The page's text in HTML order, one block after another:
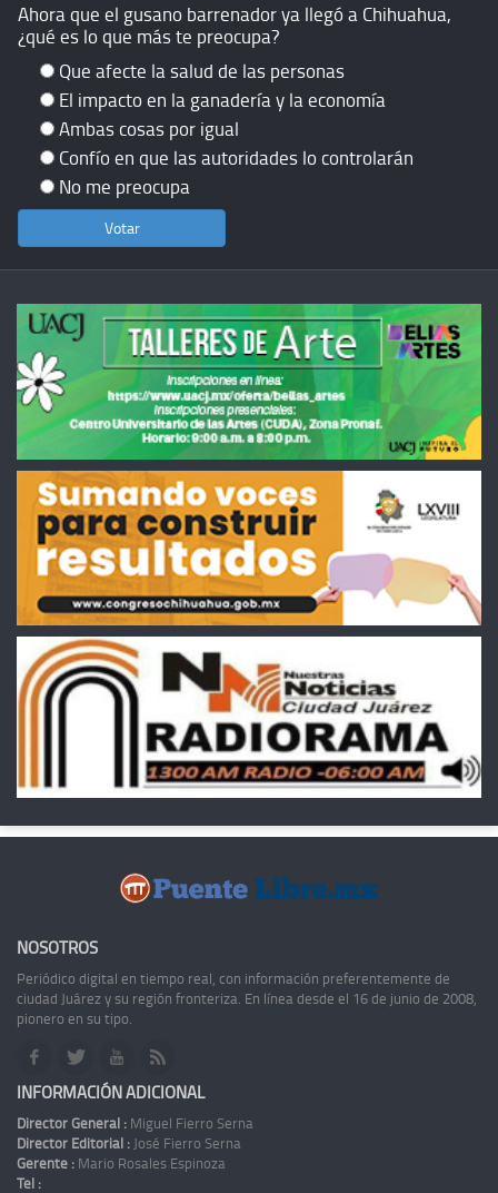
Ahora que el gusano barrenador ya llegó a Chihuahua,
¿qué es lo que más te preocupa?
Que afecte la salud de las personas
El impacto en la ganadería y la economía
Ambas cosas por igual
Confío en que las autoridades lo controlarán
No me preocupa
NOSOTROS
Periódico digital en tiempo real, con información preferentemente de
ciudad Juárez y su región fronteriza. En línea desde el 16 de junio de 2008,
pionero en su tipo.
INFORMACIÓN ADICIONAL
Director General : Miguel Fierro Serna
Director Editorial : José Fierro Serna
Gerente : Mario Rosales Espinoza
Tel :